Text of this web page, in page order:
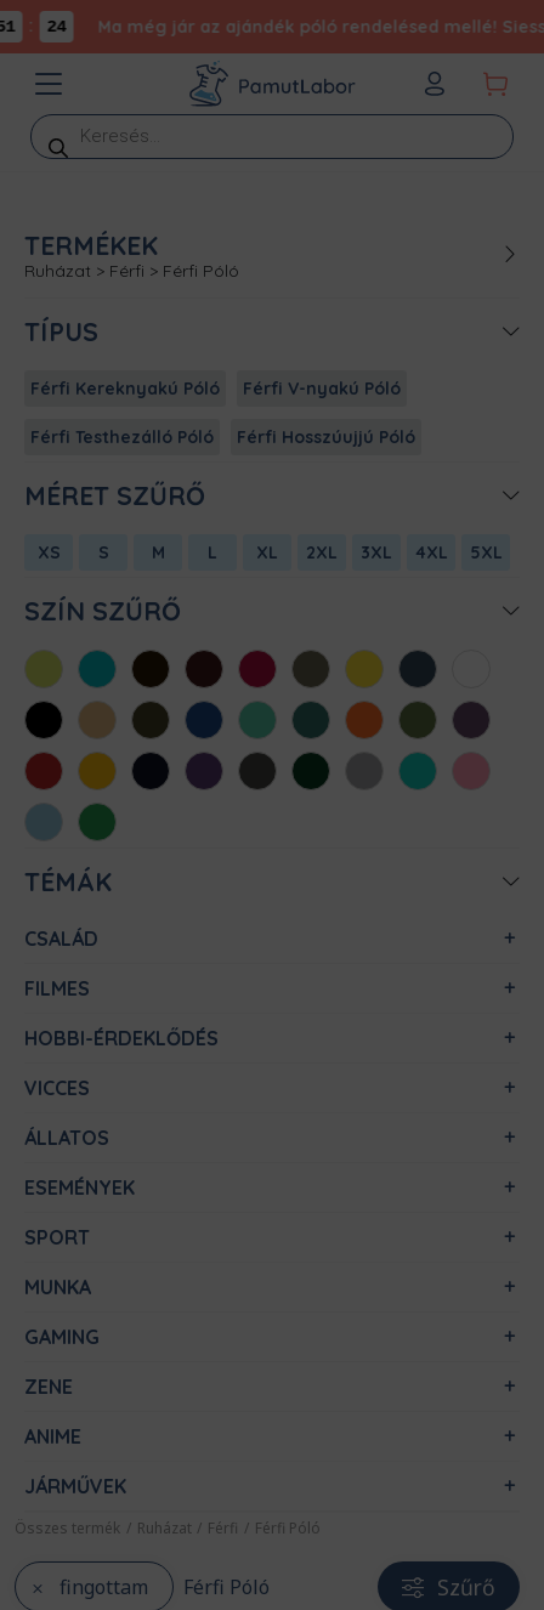
24 Ma még jár az ajándék póló rendelésed mellé!
Products
search
TERMÉKEK
Ruházat > Férfi > Férfi Póló
TÍPUS
Férfi Kereknyakú Póló Férfi V-nyakú Póló
Férfi Testhezálló Póló Férfi Hosszúujjú Póló
MÉRET SZŰRŐ
XS S M L XL 2XL 3XL 4XL 5XL
SZÍN SZŰRŐ
AlmazöldAtollkékBarnaBordóChili Cink Citromsárga
Denim
FeketeHomokKhaki KirálykékMentaMéregzöld
NarancsOliva Padlizsán
Piros SárgaSötétkékSötétlilaSötétszürke
SötétzöldSportszürke
Türkiz
Világos
rózsaszín
Világoskék
Zöld
TÉMÁK
CSALÁD
FILMES
HOBBI-ÉRDEKLŐDÉS
VICCES
ÁLLATOS
ESEMÉNYEK
SPORT
MUNKA
GAMING
ZENE
ANIME
JÁRMŰVEK
Összes termék / Ruházat / Férfi / Férfi Póló
fingottam Férfi Póló Szűrő